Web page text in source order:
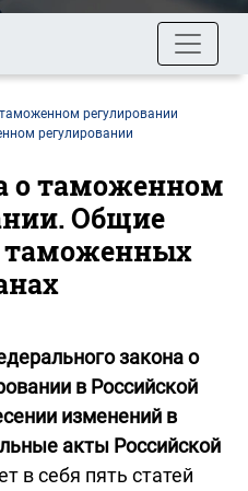
регулировании
регулировании
о таможенном
Общие
таможенных
закона о
в Российской
изменений в
акты Российской
в себя пять статей